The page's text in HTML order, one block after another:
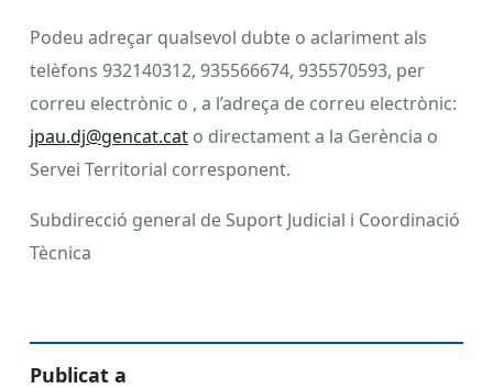
Podeu adreçar qualsevol dubte o aclariment als
telèfons 932140312, 935566674, 935570593, per
correu electrònic o , a l’adreça de correu electrònic:
jpau.dj@gencat.cat o directament a la Gerència o
Servei Territorial corresponent.
Subdirecció general de Suport Judicial i Coordinació
Tècnica
Publicat a